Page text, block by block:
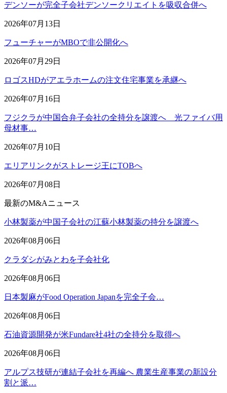
デンソーが完全子会社デンソークリエイトを吸収合併へ
2026年07月13日
フューチャーがMBOで非公開化へ
2026年07月29日
ロゴスHDがアエラホームの注文住宅事業を承継へ
2026年07月16日
フジクラが中国合弁子会社の全持分を譲渡へ 光ファイバ用
母材事…
2026年07月10日
エリアリンクがストレージ王にTOBへ
2026年07月08日
最新のM&Aニュース
小林製薬が中国子会社の江蘇小林製薬の持分を譲渡へ
2026年08月06日
クラダシがみとわを子会社化
2026年08月06日
日本製麻がFood Operation Japanを完全子会…
2026年08月06日
石油資源開発が米Fundare社4社の全持分を取得へ
2026年08月06日
アルプス技研が連結子会社を再編へ 農業生産事業の新設分
割と派…